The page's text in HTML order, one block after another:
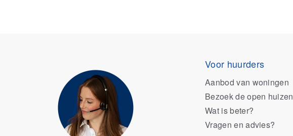
Voor huurders
Aanbod van woningen
Bezoek de open huizen
Wat is beter?
Vragen en advies?